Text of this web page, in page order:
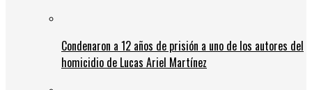
Condenaron a 12 años de prisión a uno de los autores del
homicidio de Lucas Ariel Martínez